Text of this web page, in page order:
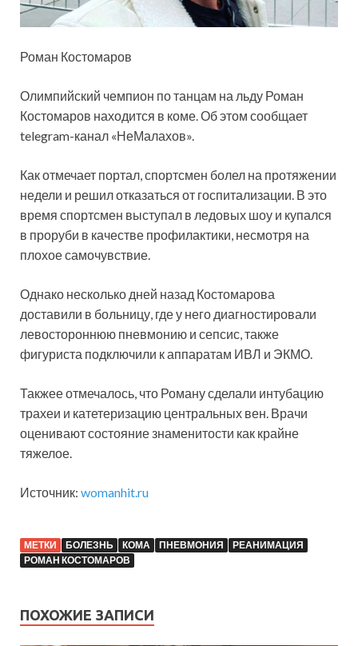
Роман Костомаров
Олимпийский чемпион по танцам на льду Роман
Костомаров находится в коме. Об этом сообщает
telegram-канал «НеМалахов».
Как отмечает портал, спортсмен болел на протяжении
недели и решил отказаться от госпитализации. В это
время спортсмен выступал в ледовых шоу и купался
в проруби в качестве профилактики, несмотря на
плохое самочувствие.
Однако несколько дней назад Костомарова
доставили в больницу, где у него диагностировали
левостороннюю пневмонию и сепсис, также
фигуриста подключили к аппаратам ИВЛ и ЭКМО.
Такжее отмечалось, что Роману сделали интубацию
трахеи и катетеризацию центральных вен. Врачи
оценивают состояние знаменитости как крайне
тяжелое.
Источник: womanhit.ru
МЕТКИ БОЛЕЗНЬ КОМА ПНЕВМОНИЯ
РЕАНИМАЦИЯ
РОМАН КОСТОМАРОВ
ПОХОЖИЕ ЗАПИСИ